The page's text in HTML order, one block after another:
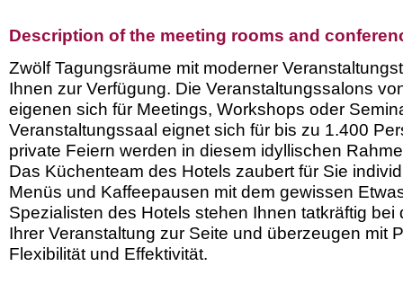
Description of the meeting rooms and
Zwölf Tagungsräume mit moderner
Ihnen zur Verfügung. Die Veranstaltungssalons
eigenen sich für Meetings, Workshops oder
Veranstaltungssaal eignet sich für bis zu 1.400
private Feiern werden in diesem idyllischen
Das Küchenteam des Hotels zaubert für Sie
Menüs und Kaffeepausen mit dem gewissen
Spezialisten des Hotels stehen Ihnen tatkräftig bei
Ihrer Veranstaltung zur Seite und überzeugen mit
Flexibilität und Effektivität.